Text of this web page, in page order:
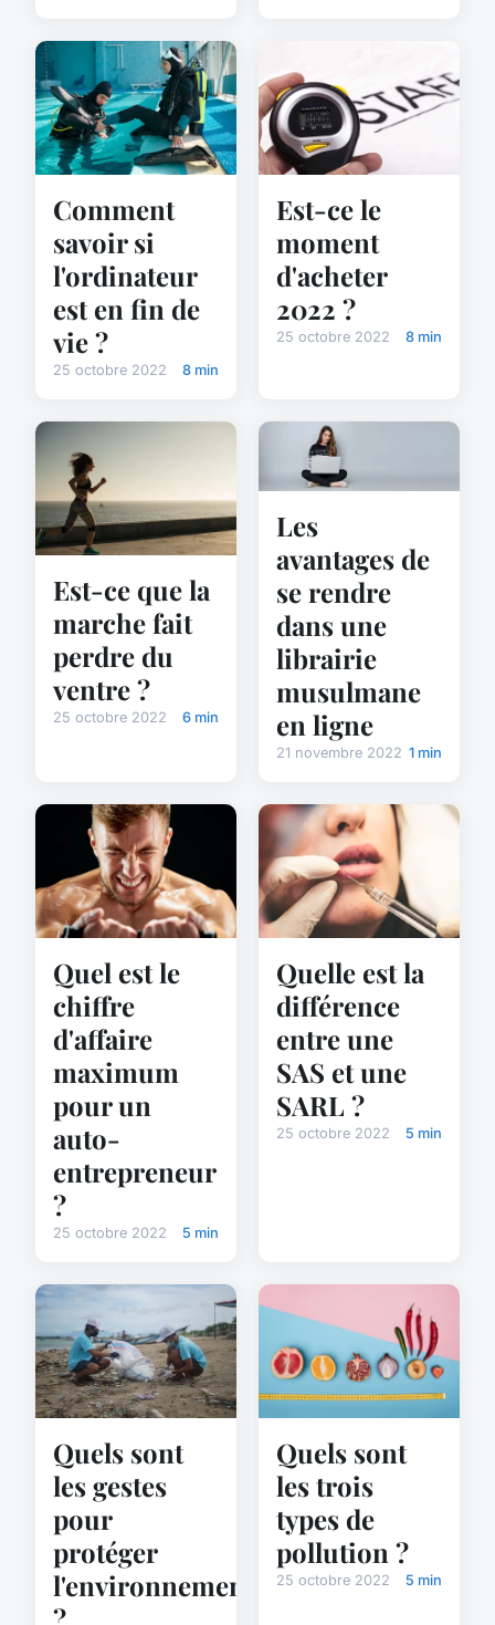
Comment
savoir si
l'ordinateur
est en fin de
vie ?
25 octobre 2022 8 min
Est-ce le
moment
d'acheter
2022 ?
25 octobre 2022 8 min
Est-ce que la
marche fait
perdre du
ventre ?
25 octobre 2022 6 min
Les
avantages de
se rendre
dans une
librairie
musulmane
en ligne
21 novembre 2022 1 min
Quel est le
chiffre
d'affaire
maximum
pour un
auto-
entrepreneur
?
25 octobre 2022 5 min
Quelle est la
différence
entre une
SAS et une
SARL ?
25 octobre 2022 5 min
Quels sont
les gestes
pour
protéger
l'environnement
Quels sont
les trois
types de
pollution ?
25 octobre 2022 5 min